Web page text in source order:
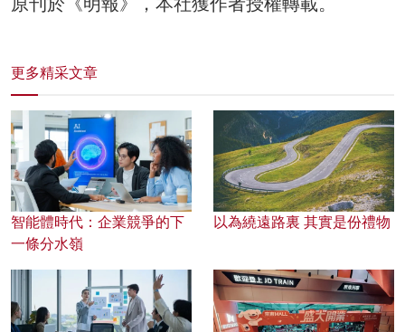
更多精采文章
智能體時代：企業競爭的下
一條分水嶺
以為繞遠路裏 其實是份禮物